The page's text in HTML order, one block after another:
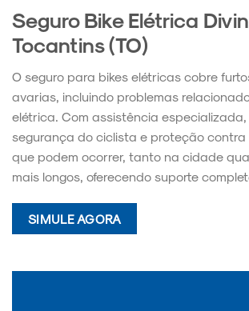
Seguro Bike Elétrica
Tocantins (TO)
O seguro para bikes elétricas cobre
avarias, incluindo problemas
elétrica. Com assistência
segurança do ciclista e proteção
que podem ocorrer, tanto na cidade
mais longos, oferecendo suporte
SIMULE AGORA